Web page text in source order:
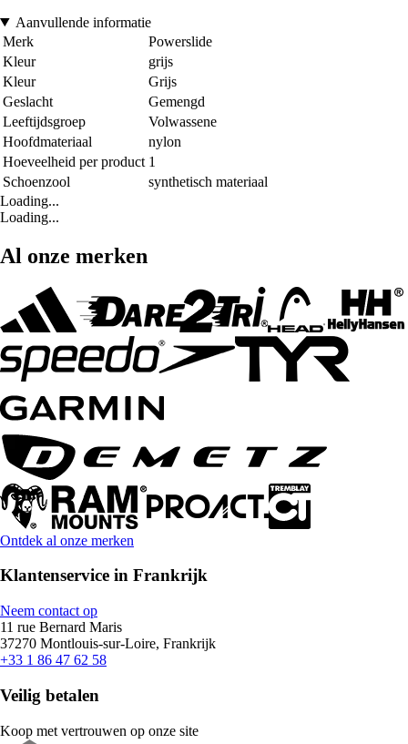
Aanvullende informatie
Merk
Powerslide
Kleur
grijs
Kleur
Grijs
Geslacht
Gemengd
Leeftijdsgroep
Volwassene
Hoofdmateriaal
nylon
Hoeveelheid per product 1
Schoenzool
synthetisch materiaal
Loading...
Loading...
Al onze merken
Ontdek al onze merken
Klantenservice in Frankrijk
Neem contact op
11 rue Bernard Maris
37270 Montlouis-sur-Loire, Frankrijk
+33 1 86 47 62 58
Veilig betalen
Koop met vertrouwen op onze site